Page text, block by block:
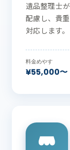
遺品整理士
配慮し、貴
対応します。
料金めやす
¥55,000〜